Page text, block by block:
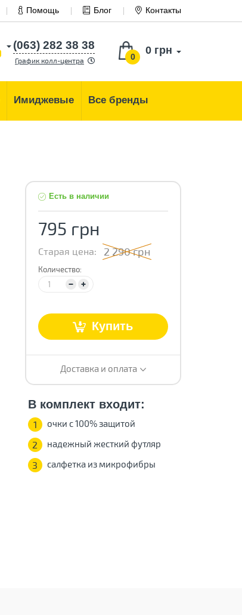
Помощь Блог Контакты
0
0 грн
(063) 282 38 38
График колл-центра
Имиджевые Все бренды
Есть в наличии
795 грн
Старая цена: 2 290 грн
Количество:
Купить
Доставка и оплата
В комплект входит:
1 очки с 100% защитой
2 надежный жесткий футляр
3 салфетка из микрофибры